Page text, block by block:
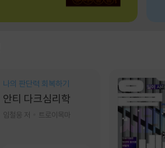
나의 판단력 회복하기
안티 다크심리학
임철웅 저 트로이목마